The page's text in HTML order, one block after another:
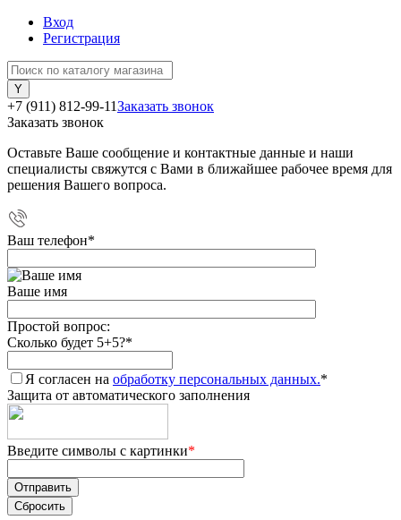
Вход
Регистрация
+7 (911) 812-99-11Заказать звонок
Заказать звонок
Оставьте Ваше сообщение и контактные данные и наши
специалисты свяжутся с Вами в ближайшее рабочее время для
решения Вашего вопроса.
Ваш телефон*
Ваше имя
Простой вопрос:
Сколько будет 5+5?*
Я согласен на обработку персональных данных.*
Защита от автоматического заполнения
Введите символы с картинки*